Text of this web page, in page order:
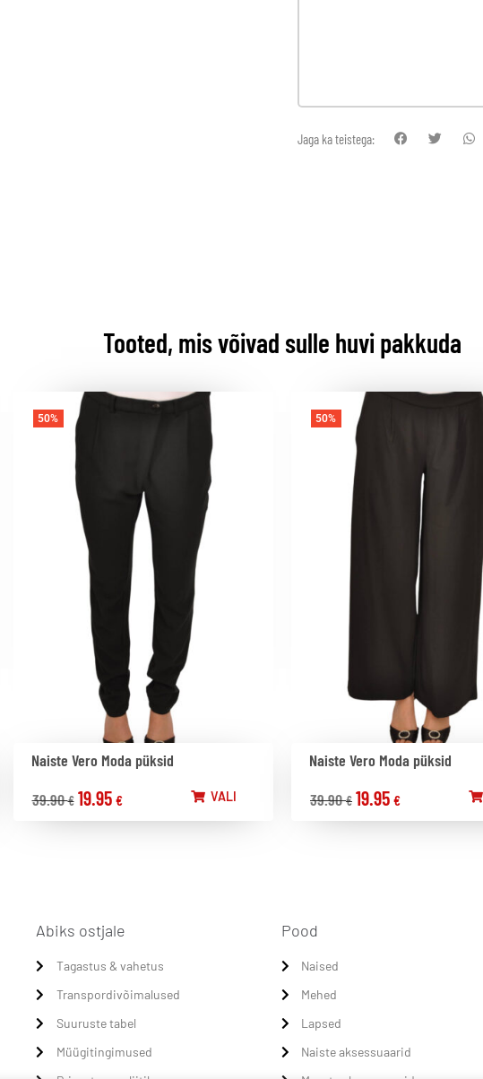
Jaga ka teistega:
Tooted, mis võivad sulle huvi pakkuda
50%
Naiste Vero Moda püksid
39.90€ 19.95 € VALI
50%
Naiste Vero Moda püksid
39.90€ 19.95 €
Abiks ostjale
Tagastus & vahetus
Transpordivõimalused
Suuruste tabel
Müügitingimused
Pood
Naised
Mehed
Lapsed
Naiste aksessuaarid